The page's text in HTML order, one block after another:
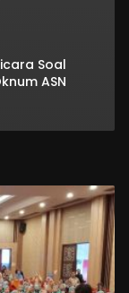
Soal
ASN